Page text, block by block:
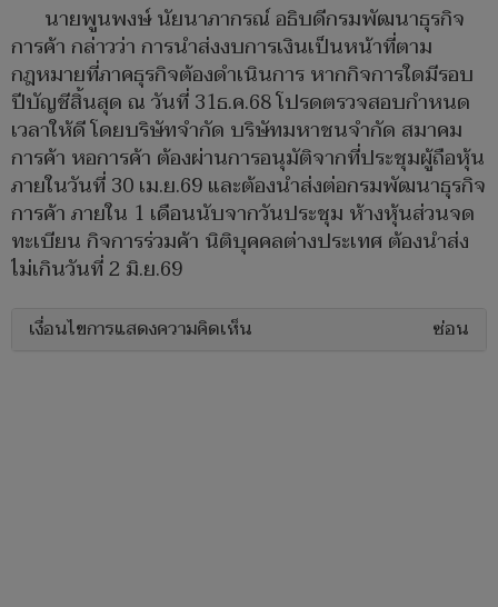
นายพูนพงษ์ นัยนาภากรณ์ อธิบดีกรมพัฒนาธุรกิจ
การค้า กล่าวว่า การนำส่งงบการเงินเป็นหน้าที่ตาม
กฎหมายที่ภาคธุรกิจต้องดำเนินการ หากกิจการใดมีรอบ
ปีบัญชีสิ้นสุด ณ วันที่ 31ธ.ค.68 โปรดตรวจสอบกำหนด
เวลาให้ดี โดยบริษัทจำกัด บริษัทมหาชนจำกัด สมาคม
การค้า หอการค้า ต้องผ่านการอนุมัติจากที่ประชุมผู้ถือหุ้น
ภายในวันที่ 30 เม.ย.69 และต้องนำส่งต่อกรมพัฒนาธุรกิจ
การค้า ภายใน 1 เดือนนับจากวันประชุม ห้างหุ้นส่วนจด
ทะเบียน กิจการร่วมค้า นิติบุคคลต่างประเทศ ต้องนำส่ง
ไม่เกินวันที่ 2 มิ.ย.69
เงื่อนไขการแสดงความคิดเห็น ซ่อน